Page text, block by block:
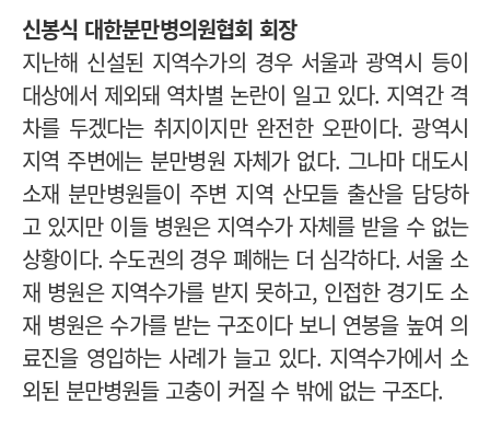
신봉식 대한분만병의원협회 회장
지난해 신설된 지역수가의 경우 서울과 광역시 등이
대상에서 제외돼 역차별 논란이 일고 있다. 지역간 격
차를 두겠다는 취지이지만 완전한 오판이다. 광역시
지역 주변에는 분만병원 자체가 없다. 그나마 대도시
소재 분만병원들이 주변 지역 산모들 출산을 담당하
고 있지만 이들 병원은 지역수가 자체를 받을 수 없는
상황이다. 수도권의 경우 폐해는 더 심각하다. 서울 소
재 병원은 지역수가를 받지 못하고, 인접한 경기도 소
재 병원은 수가를 받는 구조이다 보니 연봉을 높여 의
료진을 영입하는 사례가 늘고 있다. 지역수가에서 소
외된 분만병원들 고충이 커질 수 밖에 없는 구조다.